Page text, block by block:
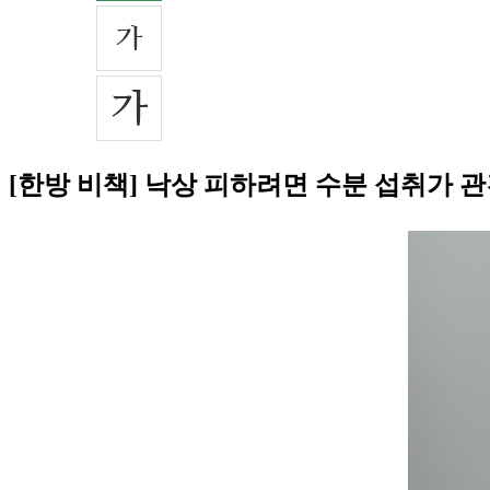
[한방 비책] 낙상 피하려면 수분 섭취가